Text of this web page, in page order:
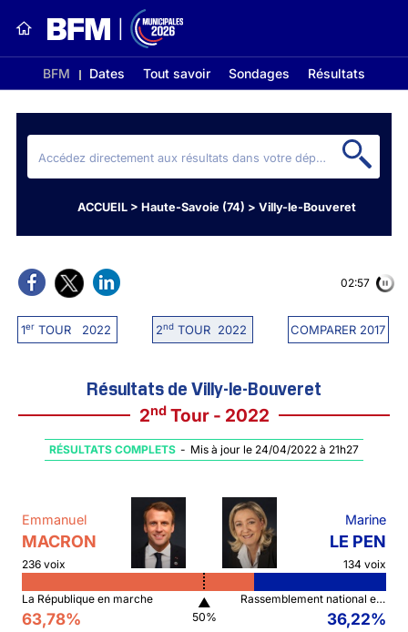
BFM Dates Tout savoir Sondages Résultats
ACCUEIL > Haute-Savoie (74) > Villy-le-Bouveret
1erTOUR 2022 2ndTOUR 2022 COMPARER 2017
02:56
Résultats de Villy-le-Bouveret
2ndTour - 2022
RÉSULTATS COMPLETS - Mis à jour le 24/04/2022 à 21h27
Emmanuel
MACRON
236 voix
Marine
LE PEN
134 voix
La République en marche
63,78%
▲
50%
Rassemblement national et ses alliés
36,22%